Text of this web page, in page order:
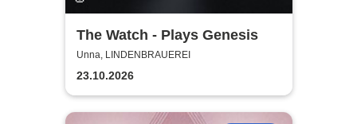
The Watch - Plays Genesis
Unna, LINDENBRAUEREI
23.10.2026